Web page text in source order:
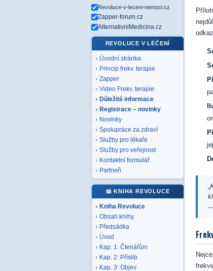
Revoluce-v-leceni-nemoci.cz
Zapper-forum.cz
AlternativniMedicina.cz
REVOLUCE V LÉČENÍ
Úvodní stránka
Princip frekv. terapie
Zapper
Video Frekv. terapie
Důležité informace
Registrace – novinky
Novinky
Spolupráce za zdraví
Služby pro lékaře
Služby pro veřejnost
Kontaktní formulář
Partneři
📖 KNIHA REVOLUCE
Kniha Revoluce
Obsah knihy
Předsádka
Úvod
Kap. 1: Čtenářům
Kap. 2: Příslib
Kap. 3: Objev
—